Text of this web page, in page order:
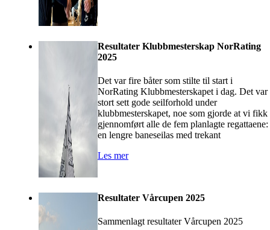
Resultater Klubbmesterskap NorRating
2025
Det var fire båter som stilte til start i
NorRating Klubbmesterskapet i dag. Det var
stort sett gode seilforhold under
klubbmesterskapet, noe som gjorde at vi fikk
gjennomført alle de fem planlagte regattaene:
en lengre baneseilas med trekant
Les mer
Resultater Vårcupen 2025
Sammenlagt resultater Vårcupen 2025